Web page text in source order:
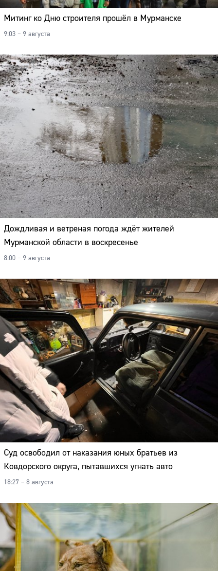
Митинг ко Дню строителя прошёл в Мурманске
9:03 – 9 августа
Дождливая и ветреная погода ждёт жителей
Мурманской области в воскресенье
8:00 – 9 августа
Суд освободил от наказания юных братьев из
Ковдорского округа, пытавшихся угнать авто
18:27 – 8 августа